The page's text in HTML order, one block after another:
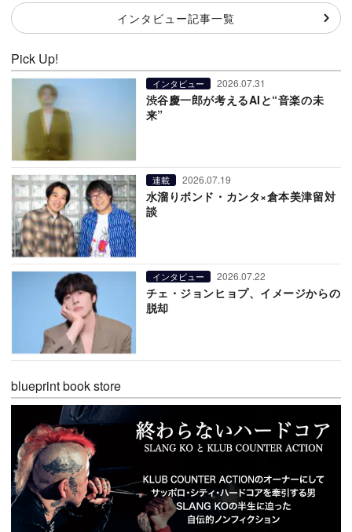
インタビュー記事一覧
Pick Up!
インタビュー 2026.07.31
渋谷慶一郎が考えるAIと“音楽の未
来”
連載 2026.07.19
水溜りボンド・カンタ×倉本美津留対
談
インタビュー 2026.07.22
チェ・ジョンヒョプ、イメージからの
脱却
blueprint book store